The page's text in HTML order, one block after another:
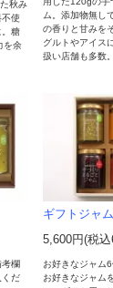
秋み
使
。糖
を余
ム。添加物無し
の香りと甘みを
グルトやアイス
扱い店舗も多数。
考欄
くだ
ギフトジャ
5,600円(税
お好きなジャム
お好きなジャム